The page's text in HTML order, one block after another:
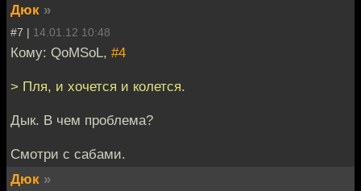
Дюк »
#7 | 14.01.12 10:48
Кому: QoMSoL, #4
> Пля, и хочется и колется.
Дык. В чем проблема?
Смотри с сабами.
Дюк »